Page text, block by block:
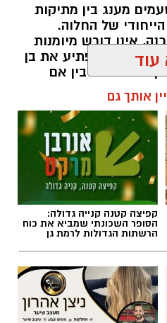
מענג בין מתיקות
של החלוה.
אינו דורש מיומנות
להפתיע את בן
ומיוחדת. בין אם
קינוח לארוחה
היום, הוופל הבלגי
כל רגע לחגיגה של
וחלוה
אותך גם
קפיצה קטנה קנייה גדולה:
הסופר השכונתי שמביא את כוח
הרשתות הגדולות לרמת גן